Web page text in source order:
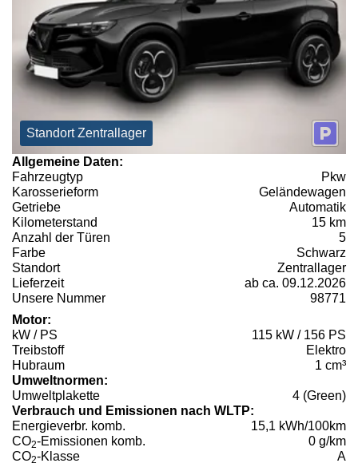
Standort Zentrallager
Allgemeine Daten:
Fahrzeugtyp
Pkw
Karosserieform
Geländewagen
Getriebe
Automatik
Kilometerstand
15 km
Anzahl der Türen
5
Farbe
Schwarz
Standort
Zentrallager
Lieferzeit
ab ca. 09.12.2026
Unsere Nummer
98771
Motor:
kW / PS
115 kW / 156 PS
Treibstoff
Elektro
Hubraum
1 cm³
Umweltnormen:
Umweltplakette
4 (Green)
Verbrauch und Emissionen nach WLTP:
Energieverbr. komb.
15,1 kWh/100km
CO2-Emissionen komb.
0 g/km
CO2-Klasse A